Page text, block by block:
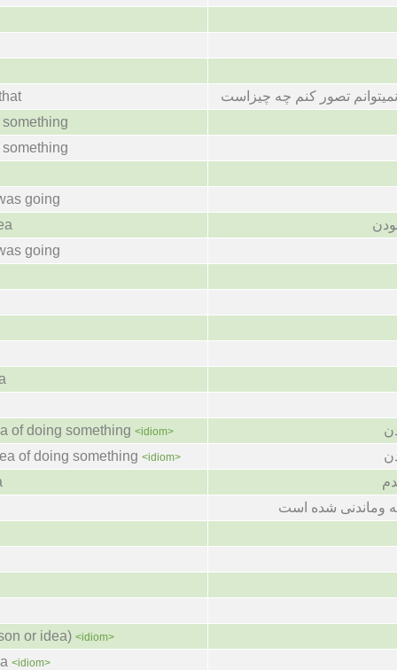
تصور کنم چه چیزاست
going
going
of doing something <idiom>
of doing something <idiom>
وماندنی شده است
or idea) <idiom>
<idiom>